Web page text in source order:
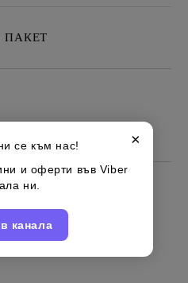
ПАКЕТ
×
се към нас!
и оферти във Viber
ни.
канала